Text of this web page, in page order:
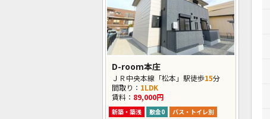
D-room本庄
ＪＲ中央本線「松本」駅徒歩15分
間取り： 1LDK
賃料： 89,000円
新築・築浅 敷金0
バス・トイレ別